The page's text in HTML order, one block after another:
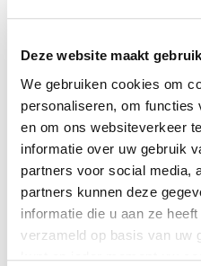
Deze website maakt
We gebruiken cookies om
personaliseren, om functies
en om ons websiteverkeer
informatie over uw gebruik
partners voor social media,
partners kunnen deze
informatie die u aan ze
verzameld op basis van uw
kunt op ieder moment uw
met corona. Nog elke
uit onwetendheid. Ik
is. Omdat het moet. Want
langdurige covid? En met
muren loop je en op
welke vragen sta je op en
een aandoening hebt, die
Die je leven op pauze zet.
wetenschappers